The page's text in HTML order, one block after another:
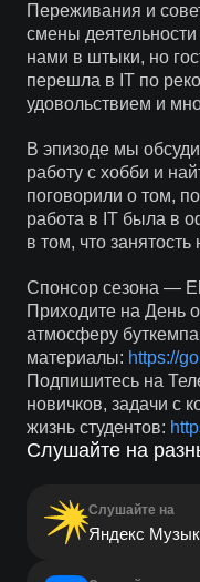
Переживания и
смены
нами в штыки, но
перешла в IT по
удовольствием и
В эпизоде мы
работу с хобби и
поговорили о том,
работа в IT была в
в том, что
Спонсор сезона —
Приходите на День
атмосферу
материалы: https://
Подпишитесь на
новичков, задачи с
жизнь студентов:
Слушайте на
Слушайте на
Яндекс